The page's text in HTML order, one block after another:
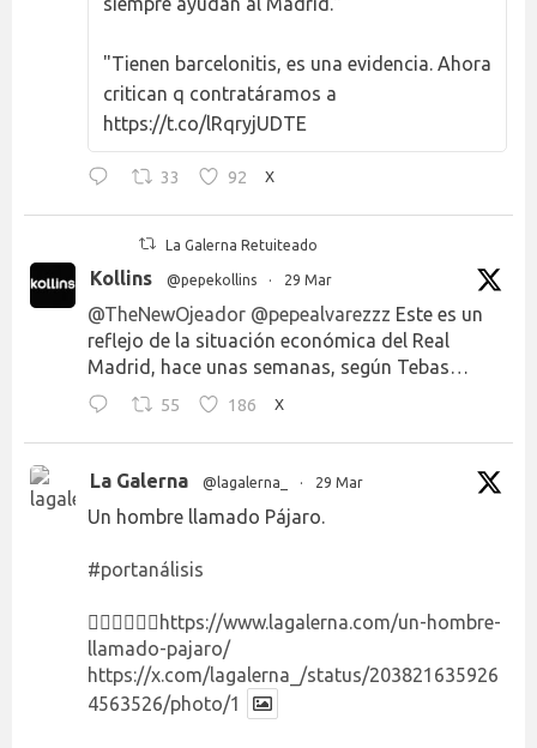
"Tienen barcelonitis, es una evidencia. Ahora
critican q contratáramos a
https://t.co/lRqryjUDTE
33 92 X
La Galerna Retuiteado
Kollins @pepekollins · 29 Mar
@TheNewOjeador @pepealvarezzz Este es un
reflejo de la situación económica del Real
Madrid, hace unas semanas, según Tebas…
55 186 X
La Galerna @lagalerna_ · 29 Mar
Un hombre llamado Pájaro.
#portanálisis
👉🏻👉🏻👉🏻 https://www.lagalerna.com/un-hombre-
llamado-pajaro/
https://x.com/lagalerna_/status/203821635926
4563526/photo/1